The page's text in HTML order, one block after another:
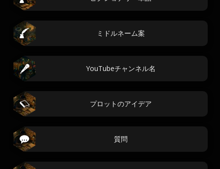
ミドルネーム案
YouTubeチャンネル名
プロットのアイデア
質問